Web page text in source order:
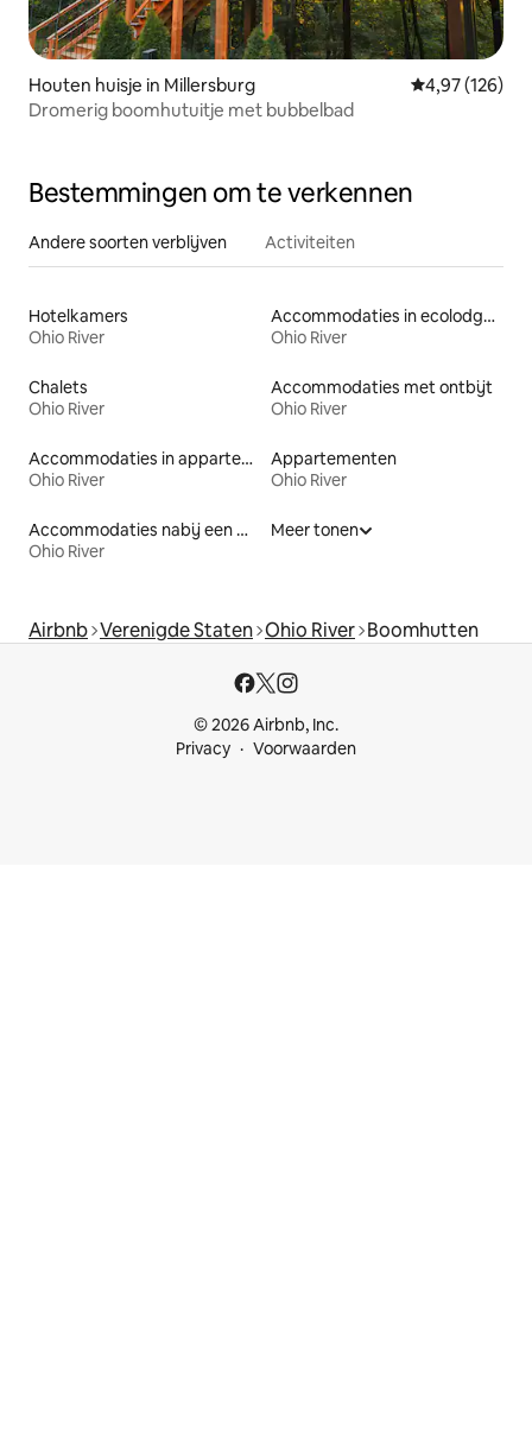
Houten huisje in Millersburg Gemiddelde
4,97 (126)
Dromerig boomhutuitje met bubbelbad
Bestemmingen om te verkennen
Andere soorten verblijven Activiteiten
Hotelkamers
Ohio River
Accommodaties in ecolodges
Ohio River
Chalets
Ohio River
Accommodaties met ontbijt
Ohio River
Accommodaties in appartementen met diensten
Ohio River
Appartementen
Ohio River
Accommodaties nabij een meer
Ohio River
Meer tonen
Airbnb Verenigde Staten Ohio River Boomhutten
© 2026 Airbnb, Inc.
Privacy
Voorwaarden